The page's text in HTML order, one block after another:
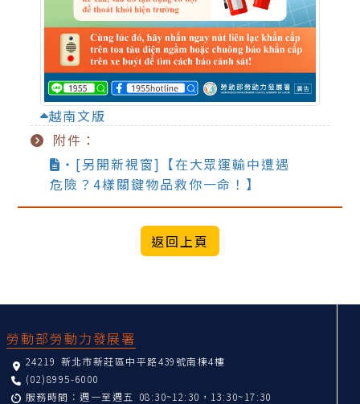
越南文版
附件：
‧[另開新視窗]【在大眾運輸中遭遇
危險？4樣關鍵物品救你一命！】
勞動部勞動力發展署
24219 新北市新莊區中平路439號南棟4樓
(02)8995-6000
服務時間：週一至週五 08:30~12:30，13:30~17:30